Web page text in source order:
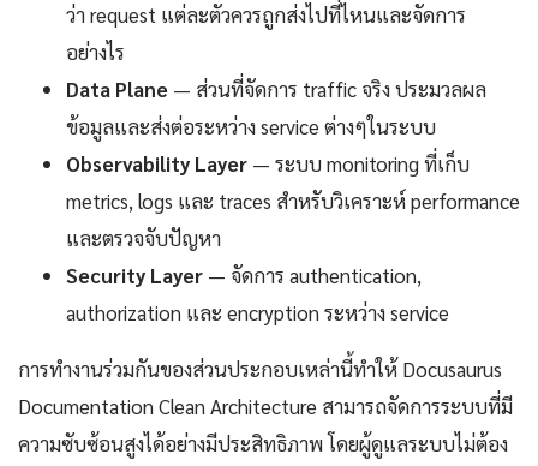
ว่า request แต่ละตัวควรถูกส่งไปที่ไหนและจัดการ
อย่างไร
Data Plane — ส่วนที่จัดการ traffic จริง ประมวลผล
ข้อมูลและส่งต่อระหว่าง service ต่างๆในระบบ
Observability Layer — ระบบ monitoring ที่เก็บ
metrics, logs และ traces สำหรับวิเคราะห์ performance
และตรวจจับปัญหา
Security Layer — จัดการ authentication,
authorization และ encryption ระหว่าง service
การทำงานร่วมกันของส่วนประกอบเหล่านี้ทำให้ Docusaurus
Documentation Clean Architecture สามารถจัดการระบบที่มี
ความซับซ้อนสูงได้อย่างมีประสิทธิภาพ โดยผู้ดูแลระบบไม่ต้อง